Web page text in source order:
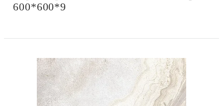
600*600*9